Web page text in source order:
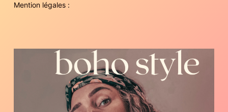
Mention légales :